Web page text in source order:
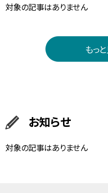
対象の記事はありません
もっ
お知らせ
対象の記事はありません